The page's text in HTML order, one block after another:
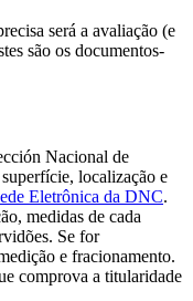
será a avaliação (e
são os documentos-
Nacional de
localização e
Eletrônica da DNC.
medidas de cada
Se for
e fracionamento.
comprova a titularidade